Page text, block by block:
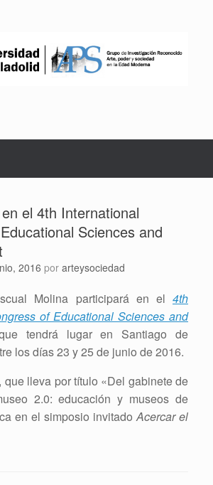
el 4th International
Sciences and
2016 por arteysociedad
Molina participará en el 4th
of Educational Sciences and
tendrá lugar en Santiago de
los días 23 y 25 de junio de 2016.
que lleva por título «Del gabinete de
2.0: educación y museos de
en el simposio invitadoAcercar el